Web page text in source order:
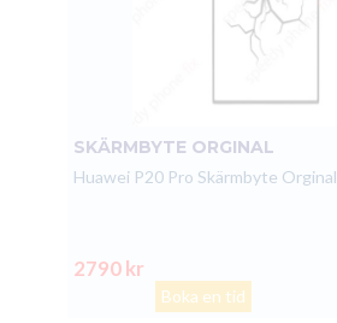
SKÄRMBYTE ORGINAL
Huawei P20 Pro Skärmbyte Orginal
2790 kr
Boka en tid